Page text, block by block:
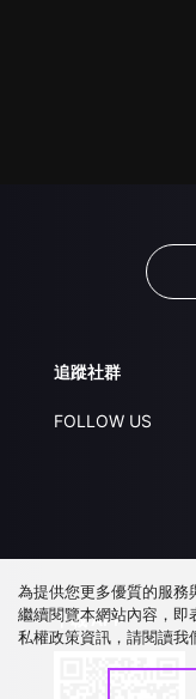
追蹤社群
FOLLOW US
下載 APP
為提供您更多優質的服
繼續閱覽本網站內容，
私權政策資訊，請閱讀我